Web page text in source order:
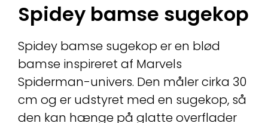
Spidey bamse sugekop
Spidey bamse sugekop er en blød
bamse inspireret af Marvels
Spiderman-univers. Den måler cirka 30
cm og er udstyret med en sugekop, så
den kan hænge på glatte overflader